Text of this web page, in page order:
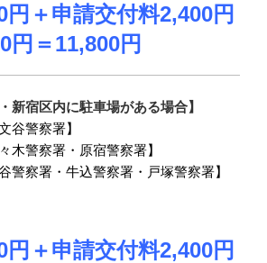
円＋申請交付料2,400円
円 ＝11,800円
新宿区内に駐車場がある場合】
谷警察署】
木警察署・原宿警察署】
警察署・牛込警察署・戸塚警察署】
円＋申請交付料2,400円